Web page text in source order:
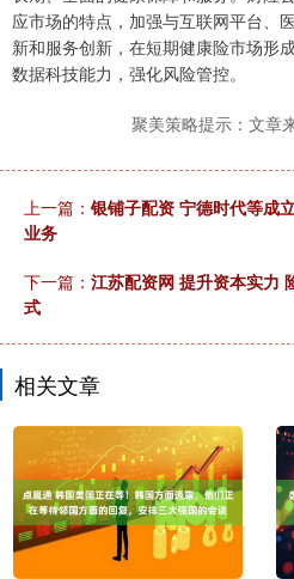
应市场的特点，加强与互联网平台、
新和服务创新，在短期健康险市场形
数据科技能力，强化风险管控。
聚美策略提示：文章
上一篇： 银铺子配资 宁德时代等成
业务
下一篇： 江苏配资网 提升资本实力
式
相关文章